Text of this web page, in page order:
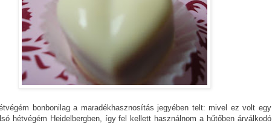
bonbonilag a maradékhasznosítás jegyében telt: mivel ez volt egy
hétvégém Heidelbergben, így fel kellett használnom a hűtőben árválkodó